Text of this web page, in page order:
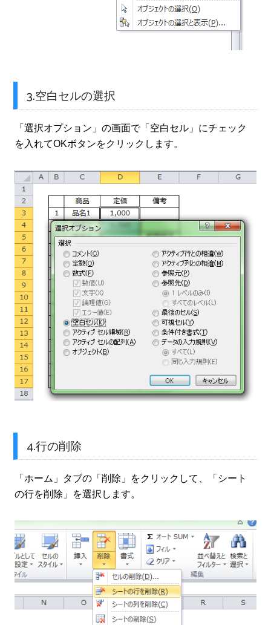
3.空白セルの選択
「選択オプション」の画面で「空白セル」にチェック
を入れてOKボタンをクリックします。
4.行の削除
「ホーム」タブの「削除」をクリックして、「シート
の行を削除」を選択します。